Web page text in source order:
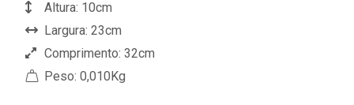
Altura: 10cm
Largura: 23cm
Comprimento: 32cm
Peso: 0,010Kg